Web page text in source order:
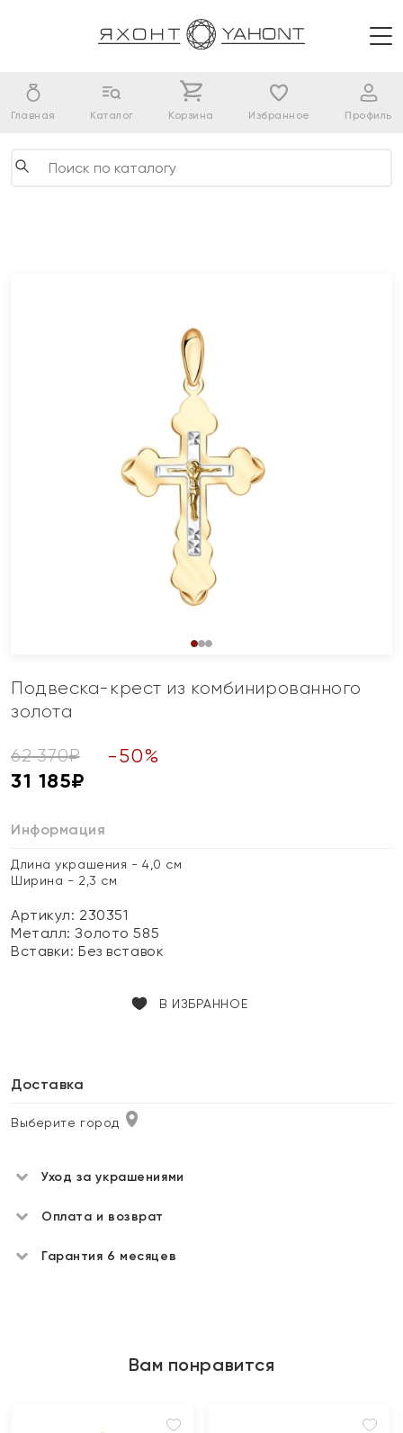
Главная Каталог Корзина Избранное Профиль
Подвеска-крест из комбинированного
золота
62 370₽ -50%
31 185₽
Информация
Длина украшения - 4,0 см
Ширина - 2,3 см
Артикул: 230351
Металл:Золото 585
Вставки:Без вставок
В ИЗБРАННОЕ
Доставка
Выберите город
Уход за украшениями
Оплата и возврат
Гарантия 6 месяцев
Вам понравится